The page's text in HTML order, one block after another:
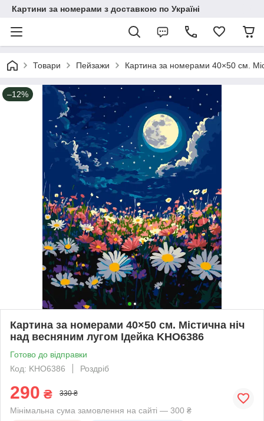
Картини за номерами з доставкою по Україні
Товари Пейзажи Картина за номерами 40×50 см.
–12%
Картина за номерами 40×50 см. Містична ніч
над весняним лугом Ідейка KHO6386
Готово до відправки
Код: KHO6386
Роздріб
290 ₴ 330 ₴
Мінімальна сума замовлення на сайті — 300 ₴